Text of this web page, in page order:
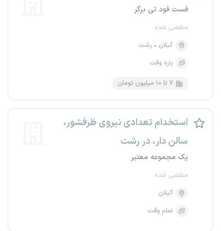
فست فود تی برگر
منقضی شده
گیلان
رشت
پاره وقت
۷ تا ۱۰ میلیون تومان
استخدام تعدادی نیروی ظرفشور،
سالن دار، در رشت
یک مجموعه معتبر
منقضی شده
گیلان
تمام وقت